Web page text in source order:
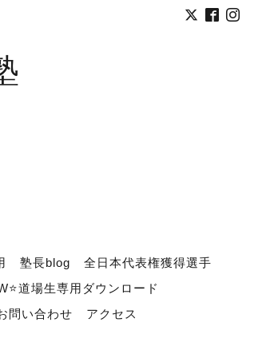
塾長blog
全日本代表権獲得選手
道場生専用ダウンロード
問い合わせ アクセス